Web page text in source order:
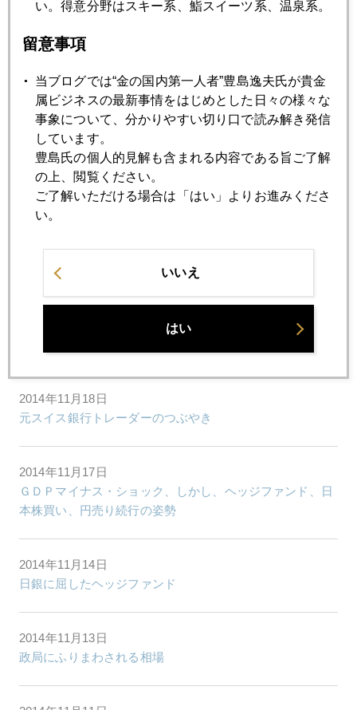
もうすぐ１２月。
2014年11月25日
欧州で広がる金大量購入案、日本こそ
2014年11月21日
日経マネー主催セミナー講演します
2014年11月20日
消費増税のジレンマを察した円安
2014年11月18日
元スイス銀行トレーダーのつぶやき
2014年11月17日
ＧＤＰマイナス・ショック、しかし、ヘッジファンド、日
本株買い、円売り続行の姿勢
2014年11月14日
日銀に屈したヘッジファンド
2014年11月13日
政局にふりまわされる相場
い。得意分野はスキー系、鮨スイーツ系、温泉系。
留意事項
当ブログでは“金の国内第一人者”豊島逸夫氏が貴金
属ビジネスの最新事情をはじめとした日々の様々な
事象について、分かりやすい切り口で読み解き発信
しています。
豊島氏の個人的見解も含まれる内容である旨ご了解
の上、閲覧ください。
ご了解いただける場合は「はい」よりお進みくださ
い。
いいえ
はい